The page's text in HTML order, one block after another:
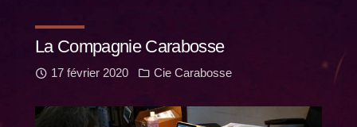
La Compagnie Carabosse
17 février 2020 Cie Carabosse